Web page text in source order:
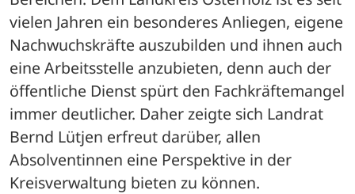
vielen Jahren ein besonderes Anliegen, eigene
Nachwuchskräfte auszubilden und ihnen auch
eine Arbeitsstelle anzubieten, denn auch der
öffentliche Dienst spürt den Fachkräftemangel
immer deutlicher. Daher zeigte sich Landrat
Bernd Lütjen erfreut darüber, allen
Absolventinnen eine Perspektive in der
Kreisverwaltung bieten zu können.